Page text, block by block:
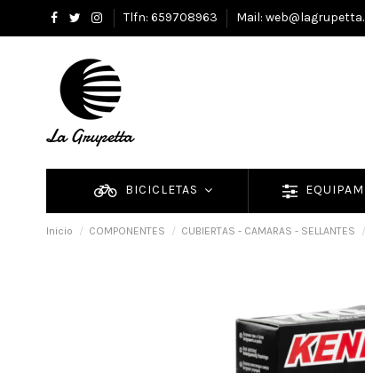
Tlfn: 659708963 Mail:
BICICLETAS
Inicio COMPONENTES CUBIERTAS - CAMARAS - SELLANTES